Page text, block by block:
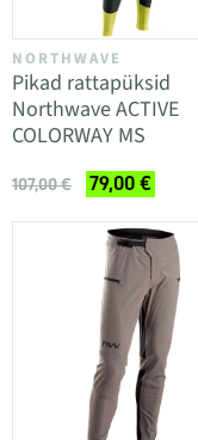
NORTHWAVE
Pikad rattapüksid
Northwave ACTIVE
COLORWAY MS
107,00 € 79,00 €